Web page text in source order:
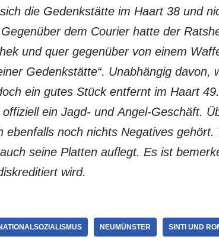
die Gedenkstätte im Haart 38 und
dem Courier hatte der
und quer gegenüber von einem
Gedenkstätte“. Unabhängig davon,
ein gutes Stück entfernt im Haart
ein Jagd- und Angel-Geschäft.
ebenfalls noch nichts Negatives
seine Platten auflegt. Es ist
wird.
NEUMÜNSTER SINTI UND